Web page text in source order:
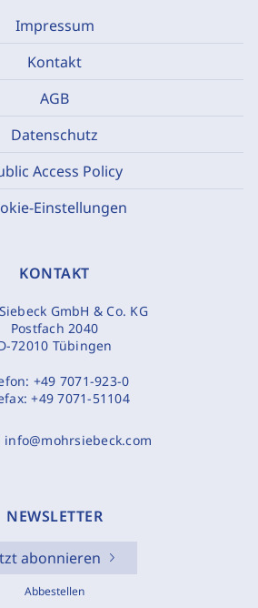
Impressum
Kontakt
AGB
Datenschutz
Access Policy
Einstellungen
KONTAKT
GmbH & Co. KG
Postfach 2040
72010 Tübingen
+49 7071-923-0
+49 7071-51104
info@mohrsiebeck.com
NEWSLETTER
abonnieren
Abbestellen